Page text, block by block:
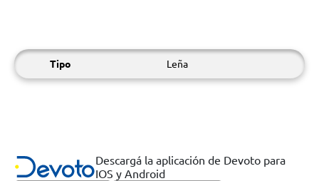
Tipo Leña
Descargá la aplicación de Devoto para
IOS y Android